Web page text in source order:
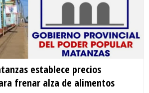
establece precios
frenar alza de alimentos